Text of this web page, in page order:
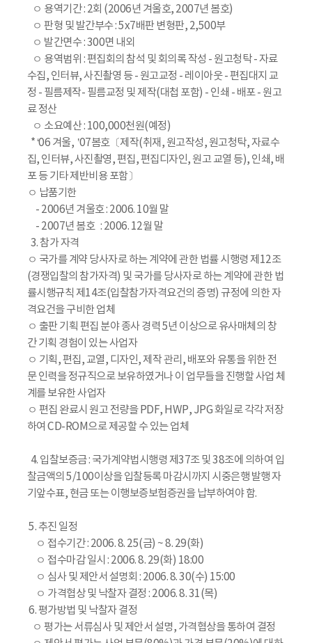
ㅇ 용역기간 : 2회 (2006년 겨울호, 2007년 봄호)
ㅇ 판형 및 발간부수 : 5x7배판 변형판, 2,500부
ㅇ 발간면수 : 300면 내외
ㅇ 용역범위 : 편집회의 참석 및 회의록 작성 - 원고청탁 - 자료
수집, 인터뷰, 사진촬영 등 - 원고교정 - 레이아웃 - 편집대지 교
정 - 필름제작- 필름교정 및 제작(대첩 포함) - 인쇄 - 배포 - 원고
료 정산
ㅇ 소요예산 : 100,000천원(예정)
* ‘06 겨울, ’07봄호〔제작(취재, 원고작성, 원고청탁, 자료수
집, 인터뷰, 사진촬영, 편집, 편집디자인, 원고 교열 등), 인쇄, 배
포 등 기타 제반비용 포함〕
ㅇ 납품기한
- 2006년 겨울호 : 2006. 10월 말
- 2007년 봄호 : 2006. 12월 말
3. 참가 자격
ㅇ 국가를 계약 당사자로 하는 계약에 관한 법률 시행령 제12조
(경쟁입찰의 참가자격) 및 국가를 당사자로 하는 계약에 관한 법
률시행규칙 제14조(입찰참가자격요건의 증명) 규정에 의한 자
격요건을 구비한 업체
ㅇ 출판 기획 편집 분야 종사 경력 5년 이상으로 유사매체의 창
간 기획 경험이 있는 사업자
ㅇ 기획, 편집, 교열, 디자인, 제작 관리, 배포와 유통을 위한 전
문 인력을 정규직으로 보유하였거나 이 업무들을 진행할 사업 체
계를 보유한 사업자
ㅇ 편집 완료시 원고 전량을 PDF, HWP, JPG 화일로 각각 저장
하여 CD-ROM으로 제공할 수 있는 업체
4. 입찰보증금 : 국가계약법시행령 제37조 및 38조에 의하여 입
찰금액의 5/100이상을 입찰등록 마감시까지 시중은행 발행 자
기앞수표, 현금 또는 이행보증보험증권을 납부하여야 함.
5. 추진 일정
ㅇ 접수기간 : 2006. 8. 25(금) ~ 8. 29(화)
ㅇ 접수마감 일시 : 2006. 8. 29(화) 18:00
ㅇ 심사 및 제안서 설명회 : 2006. 8. 30(수) 15:00
ㅇ 가격협상 및 낙찰자 결정 : 2006. 8. 31(목)
6. 평가방법 및 낙찰자 결정
ㅇ 평가는 서류심사 및 제안서 설명, 가격협상을 통하여 결정